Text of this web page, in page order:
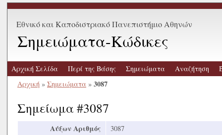
Εθνικό και Καποδιστριακό Πανεπιστήμιο Αθηνών
Σημειώματα-Κώδικες
Αρχική Σελίδα Περί της Βάσης Σημειώματα Αναζήτηση
Αρχική » Σημειώματα » 3087
Σημείωμα #3087
Αύξων Αριθμός 3087